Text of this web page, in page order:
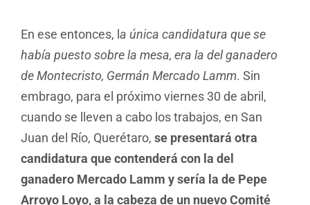
En ese entonces, l a única candidatura que se
había puesto sobre la mesa, era la del ganadero
de Montecristo, Germán Mercado Lamm. Sin
embrago, para el próximo viernes 30 de abril,
cuando se lleven a cabo los trabajos, en San
Juan del Río, Querétaro, se presentará otra
candidatura que contenderá con la del
ganadero Mercado Lamm y sería la de Pepe
Arroyo Loyo, a la cabeza de un nuevo Comité